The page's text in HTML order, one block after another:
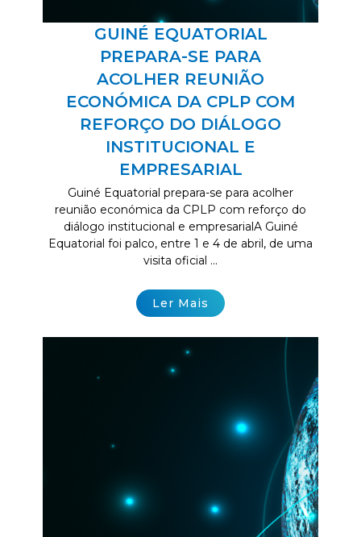
GUINÉ EQUATORIAL
PREPARA-SE PARA
ACOLHER REUNIÃO
ECONÓMICA DA CPLP COM
REFORÇO DO DIÁLOGO
INSTITUCIONAL E
EMPRESARIAL
Guiné Equatorial prepara-se para acolher
reunião económica da CPLP com reforço do
diálogo institucional e empresarialA Guiné
Equatorial foi palco, entre 1 e 4 de abril, de uma
visita oficial ...
Ler Mais